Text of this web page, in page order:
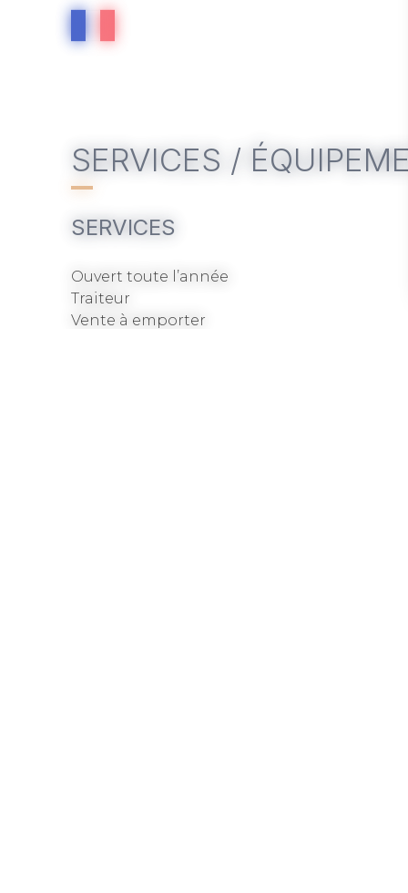
SERVICES /
SERVICES
Ouvert toute l’année
Traiteur
Vente à emporter